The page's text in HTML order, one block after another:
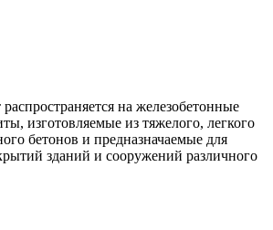
на железобетонные
изготовляемые из тяжелого, легкого
бетонов и предназначаемые для
зданий и сооружений различного